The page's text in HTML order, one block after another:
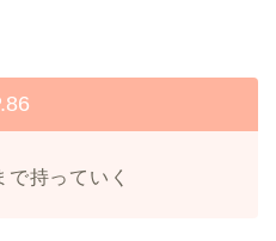
で持っていく